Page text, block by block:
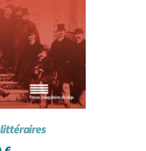
littéraires